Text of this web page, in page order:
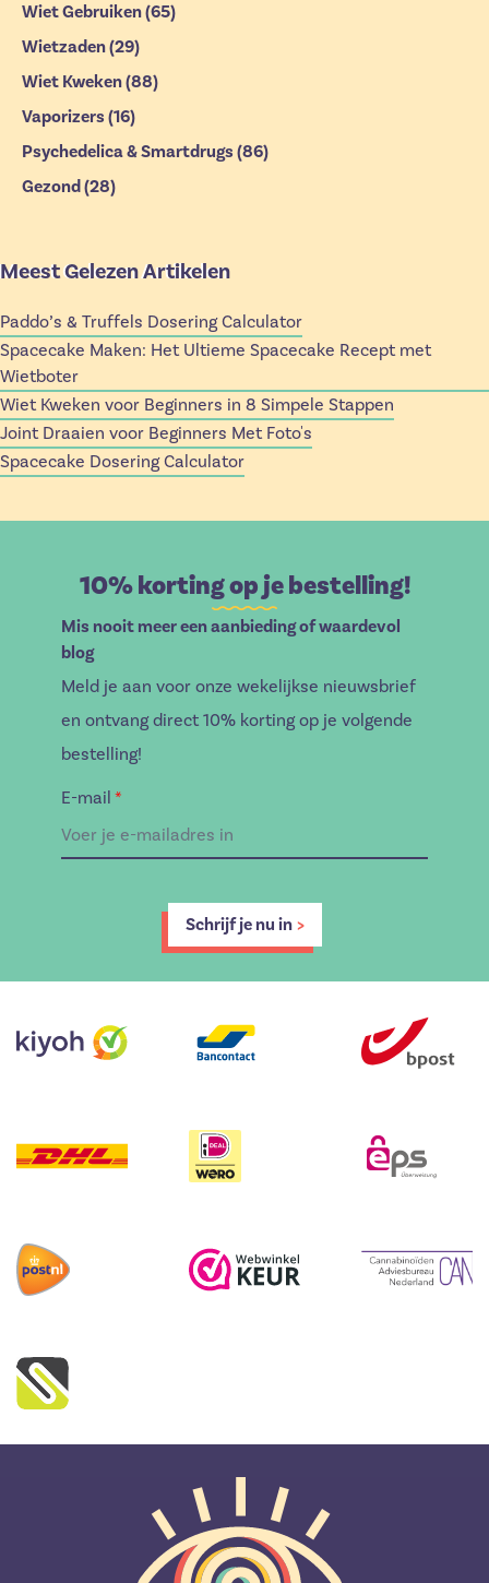
Wiet Gebruiken(65)
Wietzaden(29)
Wiet Kweken(88)
Vaporizers (16)
Psychedelica & Smartdrugs (86)
Gezond(28)
Meest Gelezen Artikelen
Paddo’s & Truffels Dosering Calculator
Spacecake Maken: Het Ultieme Spacecake Recept met
Wietboter
Wiet Kweken voor Beginners in 8 Simpele Stappen
Joint Draaien voor Beginners Met Foto's
Spacecake Dosering Calculator
10% korting op je bestelling!
Mis nooit meer een aanbieding of waardevol
blog
Meld je aan voor onze wekelijkse nieuwsbrief
en ontvang direct 10% korting op je volgende
bestelling!
E-mail *
Schrijf je nu in >